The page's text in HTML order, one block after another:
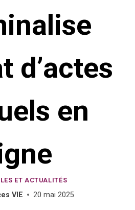
d’actes
en
ET ACTUALITÉS
VIE 20 mai 2025